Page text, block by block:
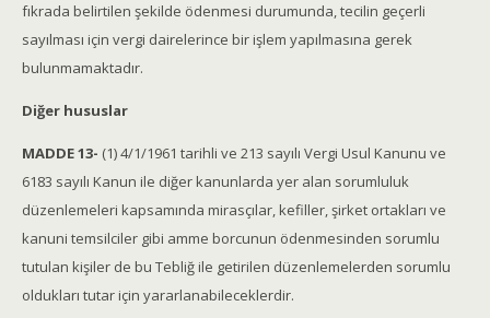
fıkrada belirtilen şekilde ödenmesi durumunda, tecilin geçerli
sayılması için vergi dairelerince bir işlem yapılmasına gerek
bulunmamaktadır.
Diğer hususlar
MADDE 13- (1) 4/1/1961 tarihli ve 213 sayılı Vergi Usul Kanunu ve
6183 sayılı Kanun ile diğer kanunlarda yer alan sorumluluk
düzenlemeleri kapsamında mirasçılar, kefiller, şirket ortakları ve
kanuni temsilciler gibi amme borcunun ödenmesinden sorumlu
tutulan kişiler de bu Tebliğ ile getirilen düzenlemelerden sorumlu
oldukları tutar için yararlanabileceklerdir.